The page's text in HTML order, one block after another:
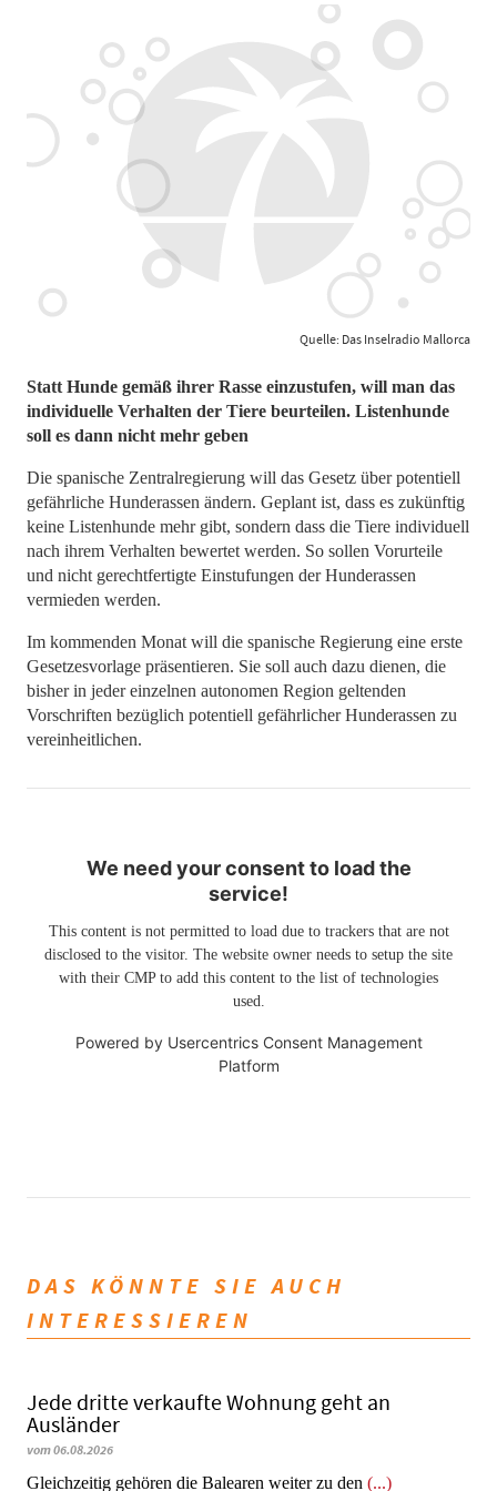
Quelle: Das Inselradio Mallorca
Statt Hunde gemäß ihrer Rasse einzustufen, will man das
individuelle Verhalten der Tiere beurteilen. Listenhunde
soll es dann nicht mehr geben
Die spanische Zentralregierung will das Gesetz über potentiell
gefährliche Hunderassen ändern. Geplant ist, dass es zukünftig
keine Listenhunde mehr gibt, sondern dass die Tiere individuell
nach ihrem Verhalten bewertet werden. So sollen Vorurteile
und nicht gerechtfertigte Einstufungen der Hunderassen
vermieden werden.
Im kommenden Monat will die spanische Regierung eine erste
Gesetzesvorlage präsentieren. Sie soll auch dazu dienen, die
bisher in jeder einzelnen autonomen Region geltenden
Vorschriften bezüglich potentiell gefährlicher Hunderassen zu
vereinheitlichen.
We need your consent to load the
service!
This content is not permitted to load due to trackers that are not
disclosed to the visitor. The website owner needs to setup the site
with their CMP to add this content to the list of technologies
used.
Powered by Usercentrics Consent Management
Platform
DAS KÖNNTE SIE AUCH
INTERESSIEREN
Jede dritte verkaufte Wohnung geht an
Ausländer
vom 06.08.2026
Gleichzeitig gehören die Balearen weiter zu den (...)